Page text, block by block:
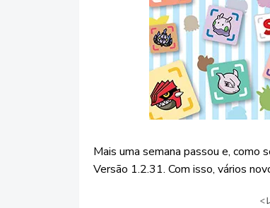
Mais uma semana passou e, como
Versão 1.2.31. Com isso, vários